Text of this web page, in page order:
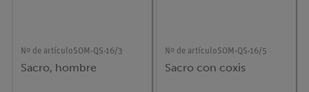
Nº de artículoSOM-QS-16/3
Sacro, hombre
Nº de artículoSOM-QS-16/5
Sacro con coxis